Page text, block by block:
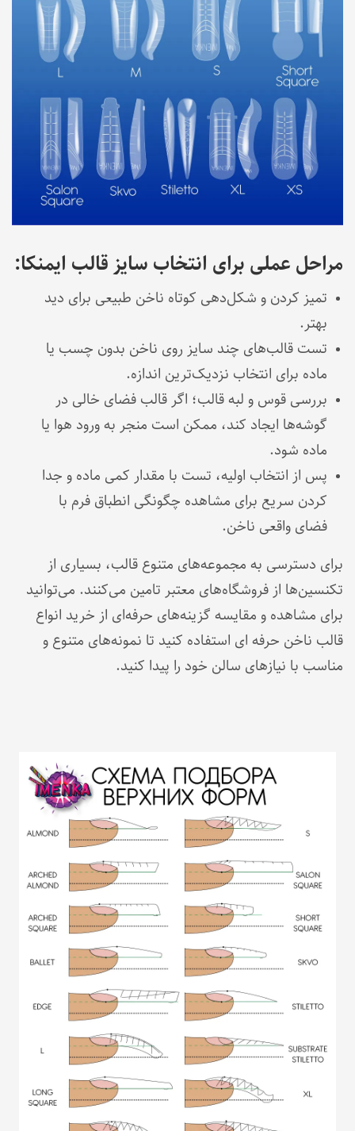
مراحل عملی برای انتخاب سایز قالب ایمنکا:
تمیز کردن و شکل‌دهی کوتاه ناخن طبیعی برای دید
بهتر.
تست قالب‌های چند سایز روی ناخن بدون چسب یا
ماده برای انتخاب نزدیک‌ترین اندازه.
بررسی قوس و لبه قالب؛ اگر قالب فضای خالی در
گوشه‌ها ایجاد کند، ممکن است منجر به ورود هوا یا
ماده شود.
پس از انتخاب اولیه، تست با مقدار کمی ماده و جدا
کردن سریع برای مشاهده چگونگی انطباق فرم با
فضای واقعی ناخن.
برای دسترسی به مجموعه‌های متنوع قالب، بسیاری از
تکنسین‌ها از فروشگاه‌های معتبر تامین می‌کنند. می‌توانید
برای مشاهده و مقایسه گزینه‌های حرفه‌ای از خرید انواع
قالب ناخن حرفه ای استفاده کنید تا نمونه‌های متنوع و
مناسب با نیازهای سالن خود را پیدا کنید.